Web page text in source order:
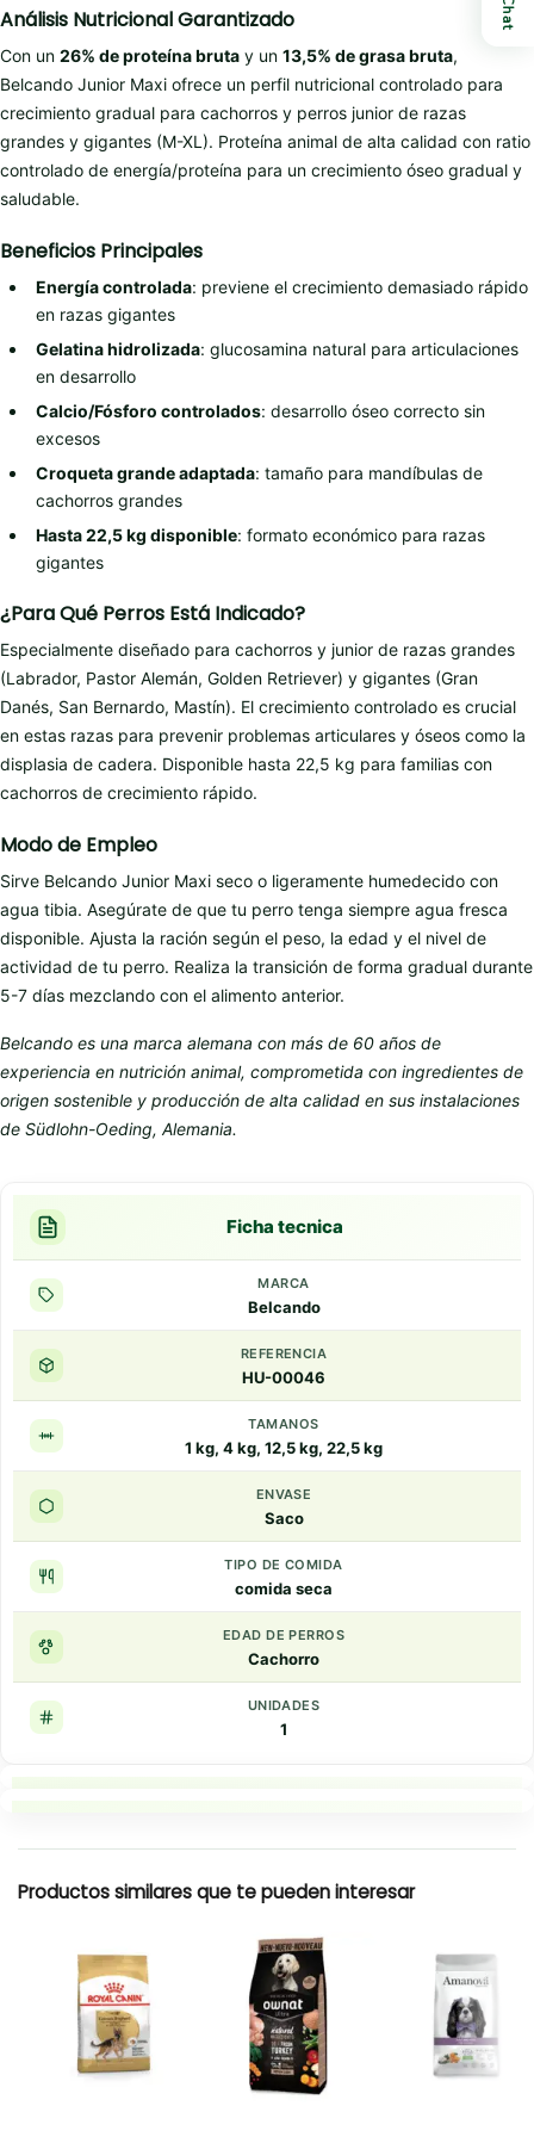
Análisis Nutricional Garantizado
Con un 26% de proteína bruta y un 13,5% de grasa bruta,
Belcando Junior Maxi ofrece un perfil nutricional controlado para
crecimiento gradual para cachorros y perros junior de razas
grandes y gigantes (M-XL). Proteína animal de alta calidad con ratio
controlado de energía/proteína para un crecimiento óseo gradual y
saludable.
Beneficios Principales
Energía controlada: previene el crecimiento demasiado rápido
en razas gigantes
Gelatina hidrolizada: glucosamina natural para articulaciones
en desarrollo
Calcio/Fósforo controlados: desarrollo óseo correcto sin
excesos
Croqueta grande adaptada: tamaño para mandíbulas de
cachorros grandes
Hasta 22,5 kg disponible: formato económico para razas
gigantes
¿Para Qué Perros Está Indicado?
Especialmente diseñado para cachorros y junior de razas grandes
(Labrador, Pastor Alemán, Golden Retriever) y gigantes (Gran
Danés, San Bernardo, Mastín). El crecimiento controlado es crucial
en estas razas para prevenir problemas articulares y óseos como la
displasia de cadera. Disponible hasta 22,5 kg para familias con
cachorros de crecimiento rápido.
Modo de Empleo
Sirve Belcando Junior Maxi seco o ligeramente humedecido con
agua tibia. Asegúrate de que tu perro tenga siempre agua fresca
disponible. Ajusta la ración según el peso, la edad y el nivel de
actividad de tu perro. Realiza la transición de forma gradual durante
5-7 días mezclando con el alimento anterior.
Belcando es una marca alemana con más de 60 años de
experiencia en nutrición animal, comprometida con ingredientes de
origen sostenible y producción de alta calidad en sus instalaciones
de Südlohn-Oeding, Alemania.
Ficha tecnica
MARCA
Belcando
REFERENCIA
HU-00046
TAMANOS
1 kg, 4 kg, 12,5 kg, 22,5 kg
ENVASE
Saco
TIPO DE COMIDA
comida seca
EDAD DE PERROS
Cachorro
UNIDADES
1
Productos similares que te pueden interesar
Chat